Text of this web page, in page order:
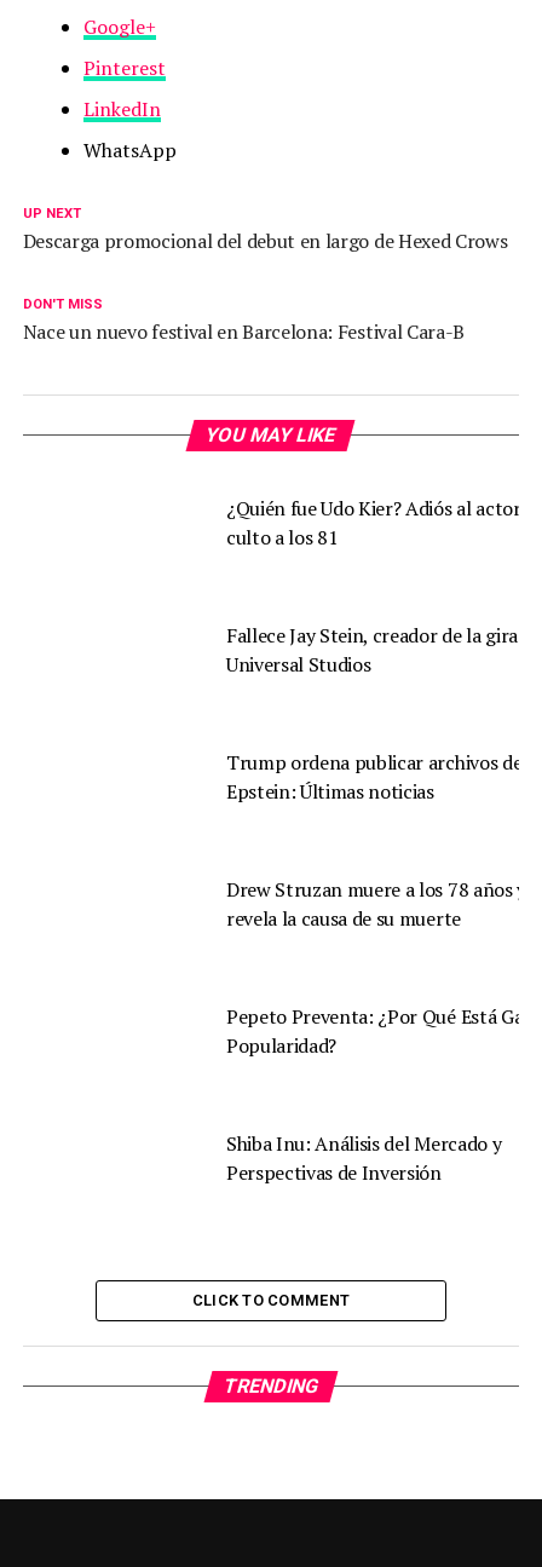
Google+
Pinterest
LinkedIn
WhatsApp
UP NEXT
Descarga promocional del debut en largo de Hexed Crows
DON'T MISS
Nace un nuevo festival en Barcelona: Festival Cara-B
YOU MAY LIKE
¿Quién fue Udo Kier? Adiós al actor
culto a los 81
Fallece Jay Stein, creador de la gira de
Universal Studios
Trump ordena publicar archivos de
Epstein: Últimas noticias
Drew Struzan muere a los 78 años y
revela la causa de su muerte
Pepeto Preventa: ¿Por Qué Está
Popularidad?
Shiba Inu: Análisis del Mercado y
Perspectivas de Inversión
CLICK TO COMMENT
TRENDING